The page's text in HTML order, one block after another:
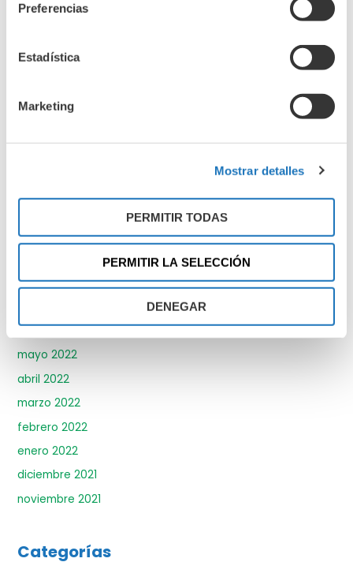
Preferencias
Estadística
Marketing
Mostrar detalles
PERMITIR TODAS
PERMITIR LA SELECCIÓN
DENEGAR
junio 2023
enero 2023
noviembre 2022
septiembre 2022
mayo 2022
abril 2022
marzo 2022
febrero 2022
enero 2022
diciembre 2021
noviembre 2021
Categorías